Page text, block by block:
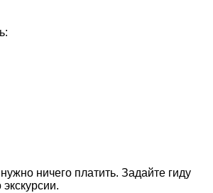
ничего платить. Задайте гиду